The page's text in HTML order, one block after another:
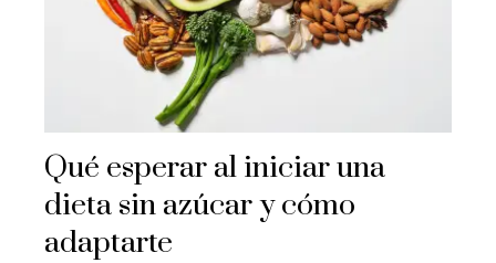
Qué esperar al iniciar una
dieta sin azúcar y cómo
adaptarte